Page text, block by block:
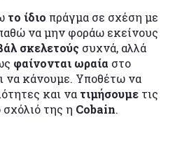
το ίδιο πράγμα σε σχέση με
να μην φοράω εκείνους
σκελετούς συχνά, αλλά
φαίνονται ωραία στο
να κάνουμε. Υποθέτω να
και να τιμήσουμε τις
της η Cobain.